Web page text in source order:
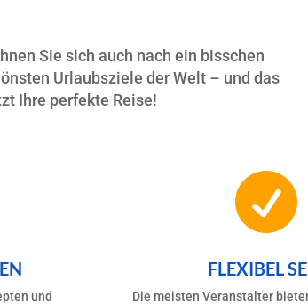
Sie sich auch nach ein bisschen
Urlaubsziele der Welt – und das
Ihre perfekte Reise!
und

FLEXIBEL
Die meisten Veranstalter